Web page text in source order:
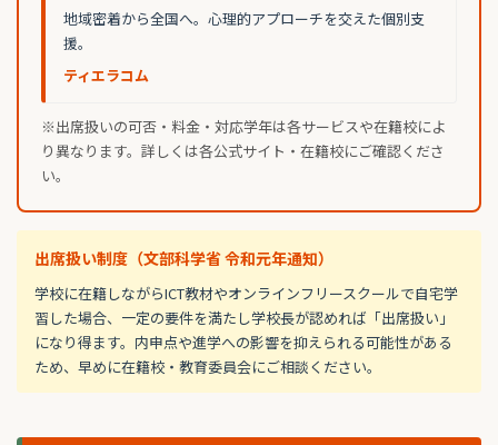
地域密着から全国へ。心理的アプローチを交えた個別支
援。
ティエラコム
※出席扱いの可否・料金・対応学年は各サービスや在籍校によ
り異なります。詳しくは各公式サイト・在籍校にご確認くださ
い。
出席扱い制度（文部科学省 令和元年通知）
学校に在籍しながらICT教材やオンラインフリースクールで自宅学
習した場合、一定の要件を満たし学校長が認めれば「出席扱い」
になり得ます。内申点や進学への影響を抑えられる可能性がある
ため、早めに在籍校・教育委員会にご相談ください。